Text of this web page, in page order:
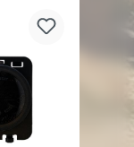
x 1.76"
MIL-